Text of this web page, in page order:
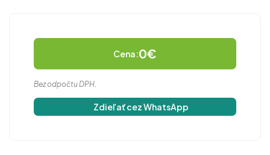
Cena:0€
Bez odpočtu DPH.
Zdieľať cez WhatsApp